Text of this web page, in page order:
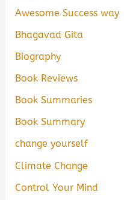
Awesome Success way
Bhagavad Gita
Biography
Book Reviews
Book Summaries
Book Summary
change yourself
Climate Change
Control Your Mind